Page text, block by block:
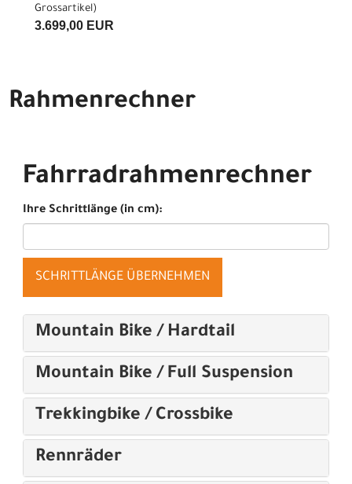
Grossartikel)
3.699,00 EUR
Rahmenrechner
Fahrradrahmenrechner
Ihre Schrittlänge (in cm):
SCHRITTLÄNGE ÜBERNEHMEN
Mountain Bike / Hardtail
Mountain Bike / Full Suspension
Trekkingbike / Crossbike
Rennräder